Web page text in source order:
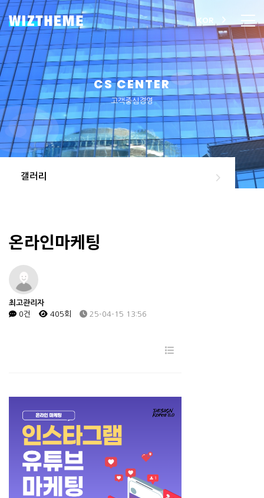
KOR
CS CENTER
고객중심경영
갤러리
온라인마케팅
최고관리자
0건
405회 25-04-15 13:56